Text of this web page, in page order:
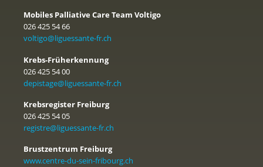
Mobiles Palliative Care Team Voltigo
026 425 54 66
voltigo@liguessante-fr.ch
Krebs-Früherkennung
026 425 54 00
depistage@liguessante-fr.ch
Krebsregister Freiburg
026 425 54 05
registre@liguessante-fr.ch
Brustzentrum Freiburg
www.centre-du-sein-fribourg.ch